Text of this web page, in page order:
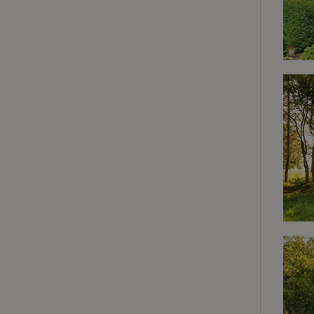
Les cookies
utilisateurs et la
nécessaires.